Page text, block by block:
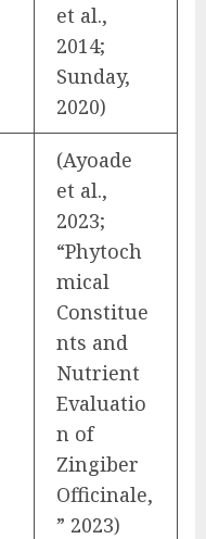
et al.,
2014;
Sunday,
2020)
(Ayoade
et al.,
2023;
“Phytoch
mical
Constitue
nts and
Nutrient
Evaluatio
n of
Zingiber
Officinale,
” 2023)